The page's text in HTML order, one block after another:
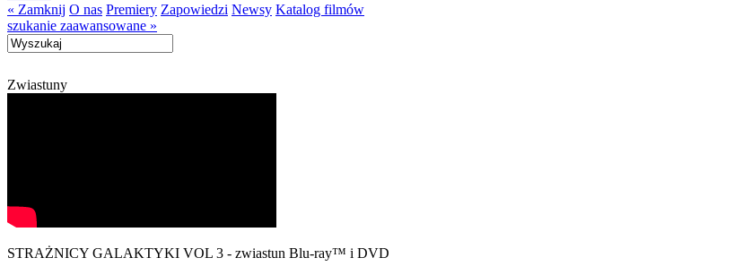
« Zamknij O nas Premiery Zapowiedzi Newsy Katalog filmów
szukanie zaawansowane »
Zwiastuny
STRAŻNICY GALAKTYKI VOL 3 - zwiastun Blu-ray™ i DVD